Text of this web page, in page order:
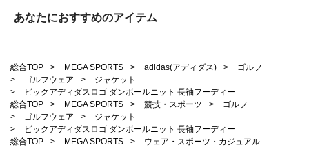
あなたにおすすめのアイテム
総合TOP > MEGA SPORTS > adidas(アディダス) >
ゴルフ
>
ゴルフウェア >
ジャケット
>
ビックアディダスロゴ ダンボールニット 長袖フーディー
総合TOP
> MEGA SPORTS > 競技・スポーツ >
ゴルフ
>
ゴルフウェア >
ジャケット
>
ビックアディダスロゴ ダンボールニット 長袖フーディー
総合TOP
> MEGA SPORTS >
ウェア・スポーツ・カジュアル